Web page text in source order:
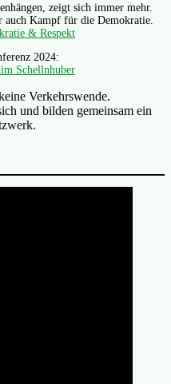
zeigt sich immer mehr.
Kampf für die Demokratie.
& Respekt
2024:
Schellnhuber
Verkehrswende.
und bilden gemeinsam ein